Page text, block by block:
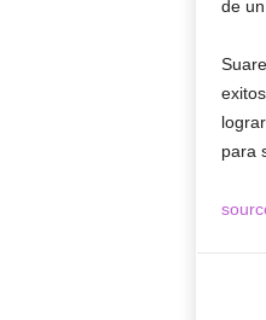
de
para